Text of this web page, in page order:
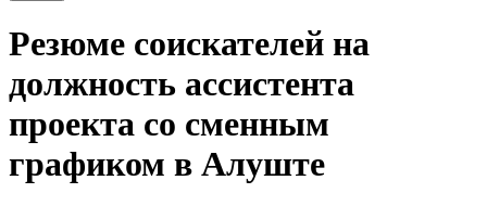
Резюме соискателей на
должность ассистента
проекта со сменным
графиком в Алуште